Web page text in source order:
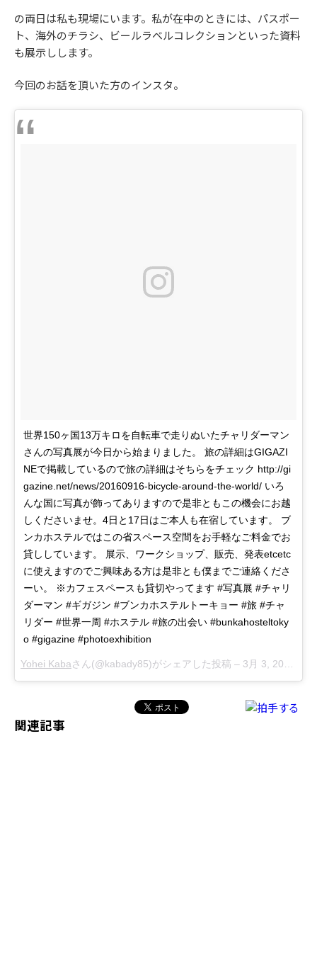
の両日は私も現場にいます。私が在中のときには、パスポー
ト、海外のチラシ、ビールラベルコレクションといった資料
も展示しします。
今回のお話を頂いた方のインスタ。
世界150ヶ国13万キロを自転車で走りぬいたチャリダーマン
さんの写真展が今日から始まりました。 旅の詳細はGIGAZI
NEで掲載しているので旅の詳細はそちらをチェック http://gi
gazine.net/news/20160916-bicycle-around-the-world/ いろ
んな国に写真が飾ってありますので是非ともこの機会にお越
しくださいませ。4日と17日はご本人も在宿しています。 ブ
ンカホステルではこの省スペース空間をお手軽なご料金でお
貸ししています。 展示、ワークショップ、販売、発表etcetc
に使えますのでご興味ある方は是非とも僕までご連絡くださ
ーい。 ※カフェスペースも貸切やってます #写真展 #チャリ
ダーマン #ギガジン #ブンカホステルトーキョー #旅 #チャ
リダー #世界一周 #ホステル #旅の出会い #bunkahosteltoky
o #gigazine #photoexhibition
Yohei Kabaさん(@kabady85)がシェアした投稿 – 3月 3, 2018 at 1:56午前 PST
関連記事